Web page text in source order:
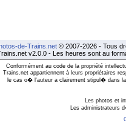
de-Trains.net © 2007-2026 - Tous
v2.0.0 - Les heures sont au
Conformément au code de la propriété
Trains.net appartiennent à leurs propriétaires
le cas o� l'auteur a clairement stipul� dans
Les photos et
Les administrateurs